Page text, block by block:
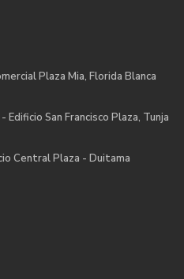
Plaza Mia, Florida Blanca
San Francisco Plaza, Tunja
Central Plaza - Duitama